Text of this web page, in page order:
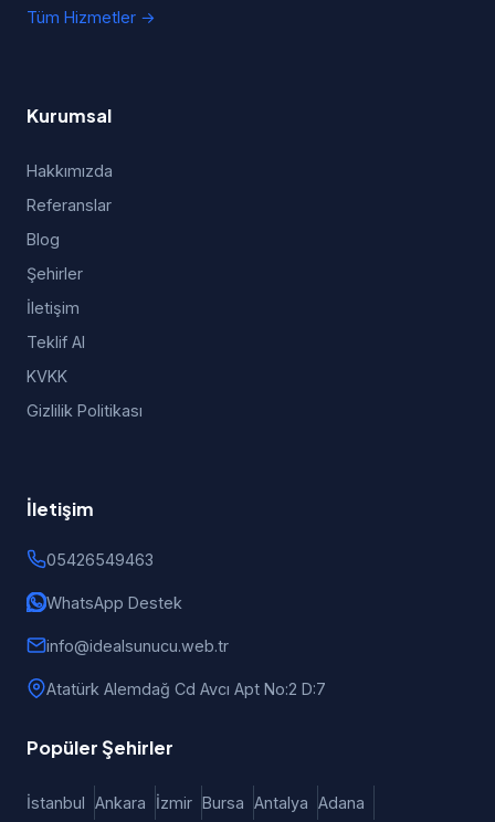
Tüm Hizmetler →
Kurumsal
Hakkımızda
Referanslar
Blog
Şehirler
İletişim
Teklif Al
KVKK
Gizlilik Politikası
İletişim
05426549463
WhatsApp Destek
info@idealsunucu.web.tr
Atatürk Alemdağ Cd Avcı Apt No:2 D:7
Popüler Şehirler
İstanbul Ankara İzmir Bursa Antalya Adana